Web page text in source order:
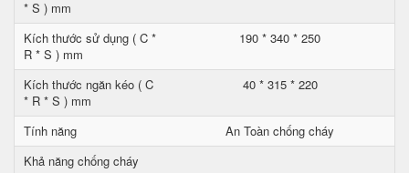
* S ) mm
Kích thước sử dụng ( C *
R * S ) mm
190 * 340 * 250
Kích thước ngăn kéo ( C
* R * S ) mm
40 * 315 * 220
Tính năng
An Toàn chống cháy
Khả năng chống cháy